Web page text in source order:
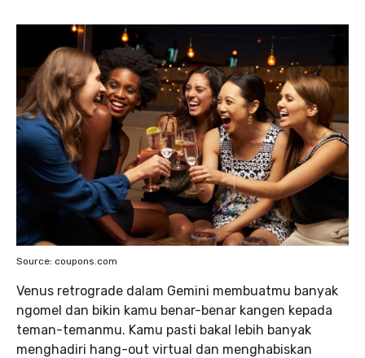
Source: coupons.com
Venus retrograde dalam Gemini membuatmu banyak
ngomel dan bikin kamu benar-benar kangen kepada
teman-temanmu. Kamu pasti bakal lebih banyak
menghadiri hang-out virtual dan menghabiskan